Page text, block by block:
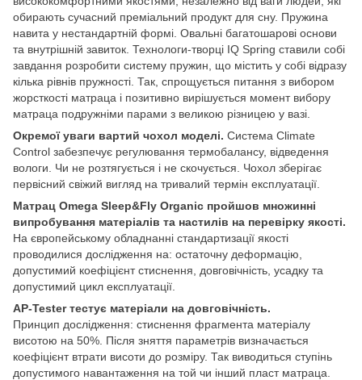
обирають сучасний преміальний продукт для сну. Пружина
навита у нестандартній формі. Овальні багатошарові основи
та внутрішній завиток. Технологи-творці IQ Spring ставили собі
завдання розробити систему пружин, що містить у собі відразу
кілька рівнів пружності. Так, спрощується питання з вибором
жорсткості матраца і позитивно вирішується момент вибору
матраца подружніми парами з великою різницею у вазі.
Окремої уваги вартий чохол моделі. Система Climate
Control забезпечує регулювання термобалансу, відведення
вологи. Чи не розтягується і не скочується. Чохол зберігає
первісний свіжий вигляд на тривалий термін експлуатації.
Матрац Omega Sleep&Fly Organic пройшов множинні
випробування матеріалів та настилів на перевірку якості.
На європейському обладнанні стандартизації якості
проводилися дослідження на: остаточну деформацію,
допустимий коефіцієнт стиснення, довговічність, усадку та
допустимий цикл експлуатації.
AР-Tester тестує матеріали на довговічність.
Принцип дослідження: стиснення фрагмента матеріалу
висотою на 50%. Після зняття параметрів визначається
коефіцієнт втрати висоти до розміру. Так виводиться ступінь
допустимого навантаження на той чи інший пласт матраца.